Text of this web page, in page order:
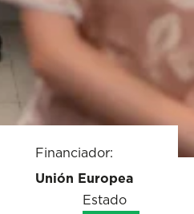
Financiador:
Unión Europea
Estado